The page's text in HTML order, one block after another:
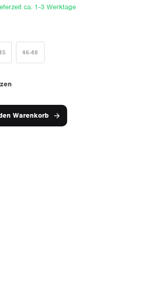
ca. 1-3 Werktage
46-48
Warenkorb